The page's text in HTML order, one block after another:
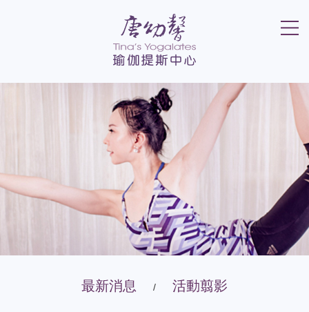
最新消息 / 活動翦影